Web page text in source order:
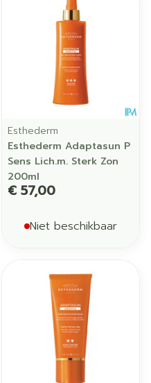
Esthederm
Esthederm Adaptasun P
Sens Lich.m. Sterk Zon
200ml
€ 57,00
Niet beschikbaar